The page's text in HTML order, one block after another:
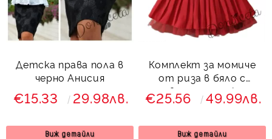
Детска права пола в
черно Анисия
€15.33 29.98лв.
Виж детайли
Комплект за момиче
от риза в бяло с
червени панделки и
плисирана пола в
€25.56 49.99лв.
Виж детайли